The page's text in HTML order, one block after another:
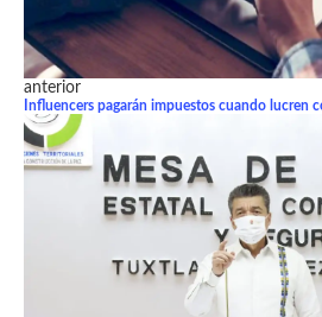
anterior
Influencers pagarán impuestos cuando lucren